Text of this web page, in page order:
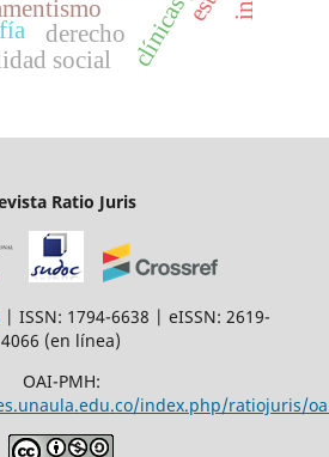
social
derecho
Ratio Juris
| ISSN: 1794-6638 | eISSN: 2619-
4066 (en línea)
OAI-PMH:
index.php/ratiojuris/